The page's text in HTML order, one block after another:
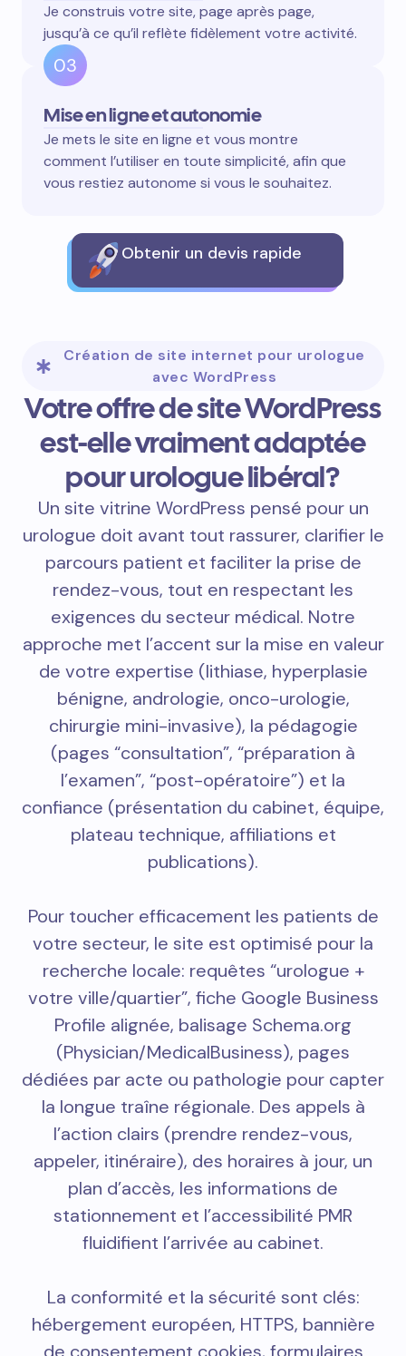
Je construis votre site, page après page,
jusqu’à ce qu’il reflète fidèlement votre activité.
03
Mise en ligne et autonomie
Je mets le site en ligne et vous montre
comment l’utiliser en toute simplicité, afin que
vous restiez autonome si vous le souhaitez.
Obtenir un devis rapide
Création de site internet pour urologue
avec WordPress
Votre offre de site WordPress
est-elle vraiment adaptée
pour urologue libéral?
Un site vitrine WordPress pensé pour un
urologue doit avant tout rassurer, clarifier le
parcours patient et faciliter la prise de
rendez-vous, tout en respectant les
exigences du secteur médical. Notre
approche met l’accent sur la mise en valeur
de votre expertise (lithiase, hyperplasie
bénigne, andrologie, onco-urologie,
chirurgie mini-invasive), la pédagogie
(pages “consultation”, “préparation à
l’examen”, “post-opératoire”) et la
confiance (présentation du cabinet, équipe,
plateau technique, affiliations et
publications).
Pour toucher efficacement les patients de
votre secteur, le site est optimisé pour la
recherche locale: requêtes “urologue +
votre ville/quartier”, fiche Google Business
Profile alignée, balisage Schema.org
(Physician/MedicalBusiness), pages
dédiées par acte ou pathologie pour capter
la longue traîne régionale. Des appels à
l’action clairs (prendre rendez-vous,
appeler, itinéraire), des horaires à jour, un
plan d’accès, les informations de
stationnement et l’accessibilité PMR
fluidifient l’arrivée au cabinet.
La conformité et la sécurité sont clés:
hébergement européen, HTTPS, bannière
de consentement cookies, formulaires